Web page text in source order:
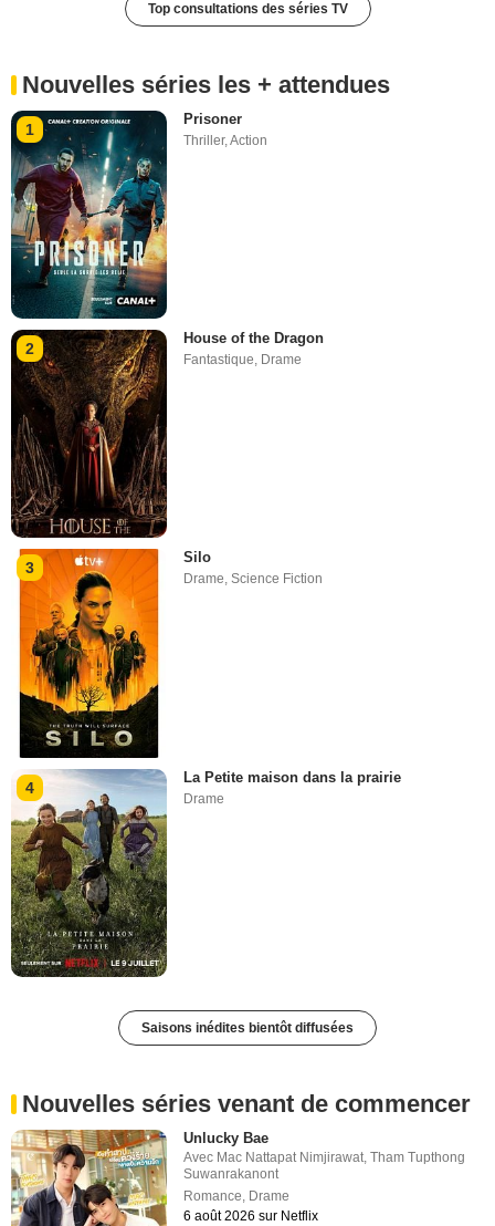
Top consultations des séries TV
Nouvelles séries les + attendues
1
Prisoner
Thriller,Action
2
House of the Dragon
Fantastique, Drame
3
Silo
Drame,Science Fiction
4
La Petite maison dans la prairie
Drame
Saisons inédites bientôt diffusées
Nouvelles séries venant de commencer
Unlucky Bae
Avec Mac Nattapat Nimjirawat,Tham Tupthong
Suwanrakanont
Romance, Drame
6 août 2026 sur Netflix